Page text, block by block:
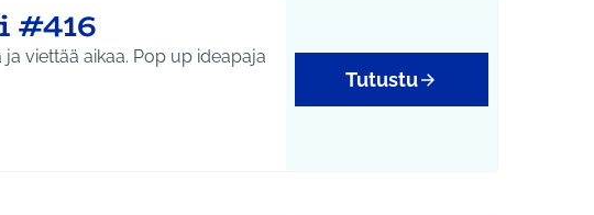
Pop up ideapaja
Tutustu